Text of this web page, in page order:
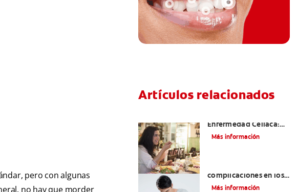
pero con algunas
no hay que morder
Artículos relacionados
Enfermedad Celíaca:
Cómo Reconocerlas Y
Más información
complicaciones en los
dientes | Cuidado bucal
Más información